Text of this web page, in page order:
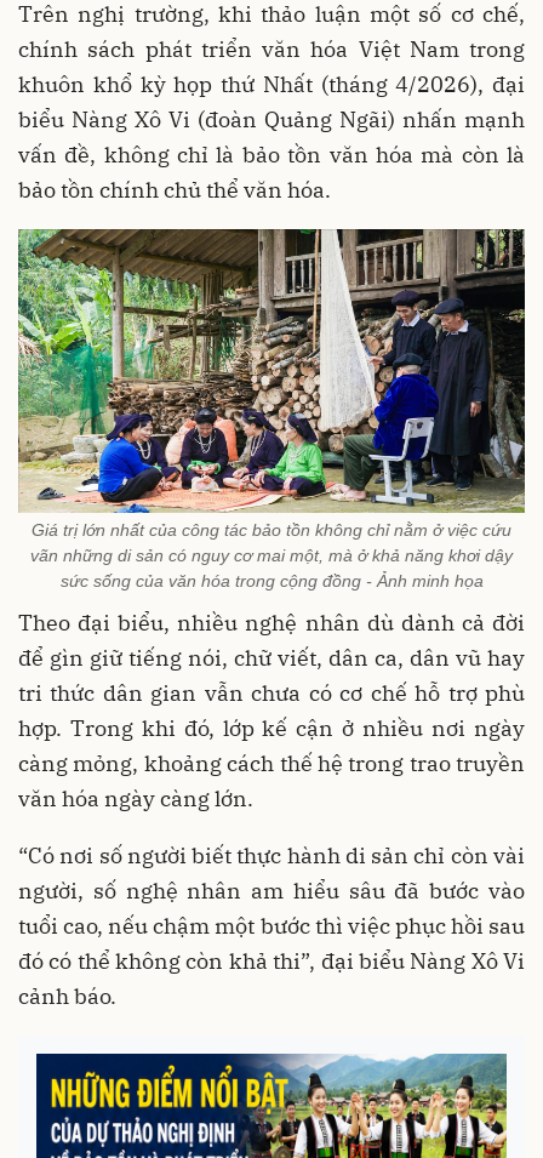
Trên nghị trường, khi thảo luận một số cơ chế,
chính sách phát triển văn hóa Việt Nam trong
khuôn khổ kỳ họp thứ Nhất (tháng 4/2026), đại
biểu Nàng Xô Vi (đoàn Quảng Ngãi) nhấn mạnh
vấn đề, không chỉ là bảo tồn văn hóa mà còn là
bảo tồn chính chủ thể văn hóa.
Giá trị lớn nhất của công tác bảo tồn không chỉ nằm ở việc cứu
vãn những di sản có nguy cơ mai một, mà ở khả năng khơi dậy
sức sống của văn hóa trong cộng đồng - Ảnh minh họa
Theo đại biểu, nhiều nghệ nhân dù dành cả đời
để gìn giữ tiếng nói, chữ viết, dân ca, dân vũ hay
tri thức dân gian vẫn chưa có cơ chế hỗ trợ phù
hợp. Trong khi đó, lớp kế cận ở nhiều nơi ngày
càng mỏng, khoảng cách thế hệ trong trao truyền
văn hóa ngày càng lớn.
“Có nơi số người biết thực hành di sản chỉ còn vài
người, số nghệ nhân am hiểu sâu đã bước vào
tuổi cao, nếu chậm một bước thì việc phục hồi sau
đó có thể không còn khả thi”, đại biểu Nàng Xô Vi
cảnh báo.